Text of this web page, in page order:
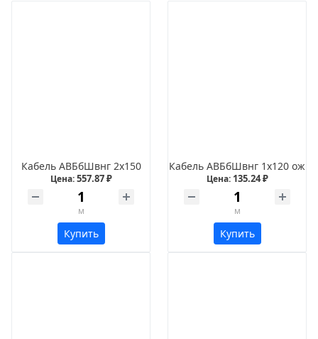
Кабель АВБбШвнг 2х150
Цена:557.87 ₽
м
Купить
Кабель АВБбШвнг 1х120 ож
Цена: 135.24 ₽
м
Купить